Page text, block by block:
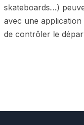
skateboards…)
avec une
de contrôler le